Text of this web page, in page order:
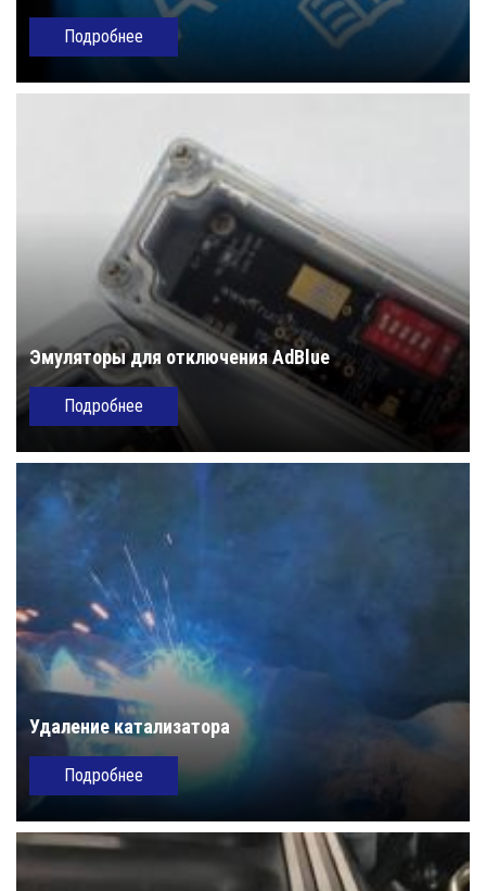
Подробнее
Эмуляторы для отключения AdBlue
Подробнее
Удаление катализатора
Подробнее